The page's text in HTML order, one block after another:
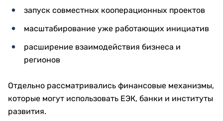
запуск совместных кооперационных проектов
масштабирование уже работающих инициатив
расширение взаимодействия бизнеса и
регионов
Отдельно рассматривались финансовые механизмы,
которые могут использовать ЕЭК, банки и институты
развития.